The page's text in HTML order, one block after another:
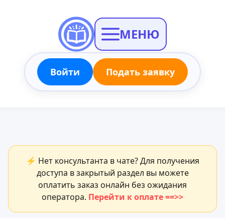
МЕНЮ
Войти Подать заявку
⚡ Нет консультанта в чате? Для получения
доступа в закрытый раздел вы можете
оплатить заказ онлайн без ожидания
оператора. Перейти к оплате ==>>